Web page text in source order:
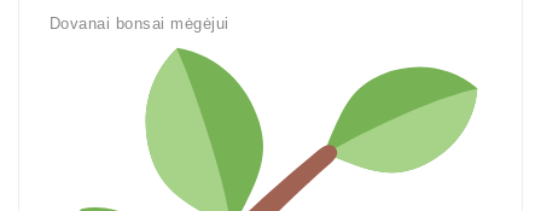
Dovanai bonsai mėgėjui